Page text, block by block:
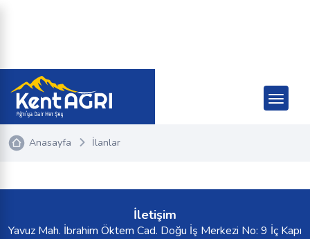
Anasayfa İlanlar
İletişim
Yavuz Mah. İbrahim Öktem Cad. Doğu İş Merkezi No: 9 İç Kapı